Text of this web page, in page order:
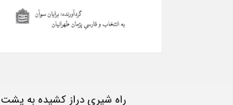
راه شیری دراز کشیده به پشت